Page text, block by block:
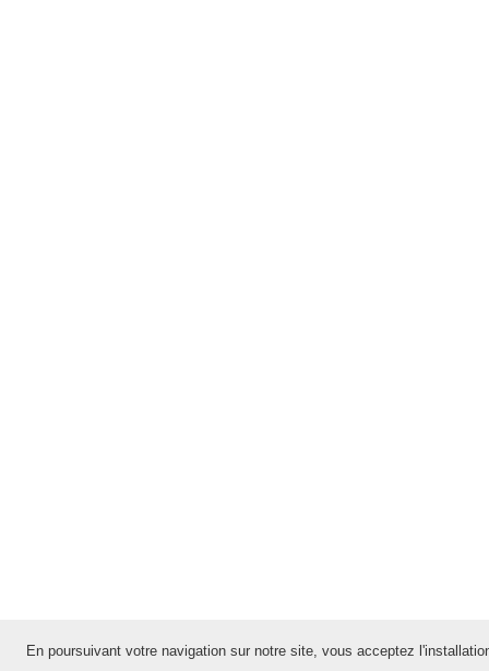
En poursuivant votre navigation sur notre site, vous acceptez